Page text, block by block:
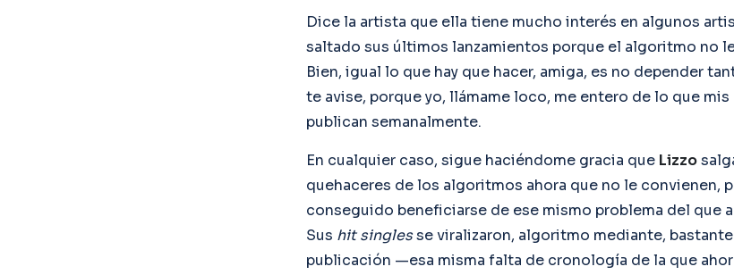
Dice la artista que ella tiene mucho interés en algunos
saltado sus últimos lanzamientos porque el algoritmo no
Bien, igual lo que hay que hacer, amiga, es no depender
te avise, porque yo, llámame loco, me entero de lo que
publican semanalmente.
En cualquier caso, sigue haciéndome gracia que Lizzo
quehaceres de los algoritmos ahora que no le convienen,
conseguido beneficiarse de ese mismo problema del que
Sus hit singlesse viralizaron, algoritmo mediante,
publicación —esa misma falta de cronología de la que